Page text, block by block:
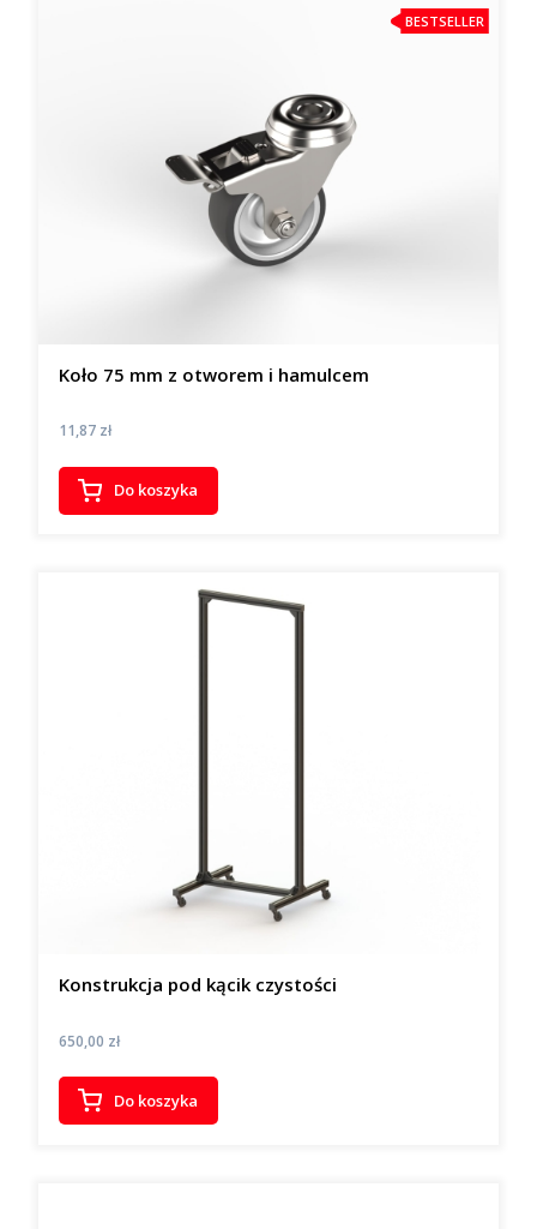
BESTSELLER
Koło 75 mm z otworem i hamulcem
Cena
11,87 zł
Do koszyka
Konstrukcja pod kącik czystości
Cena
650,00 zł
Do koszyka